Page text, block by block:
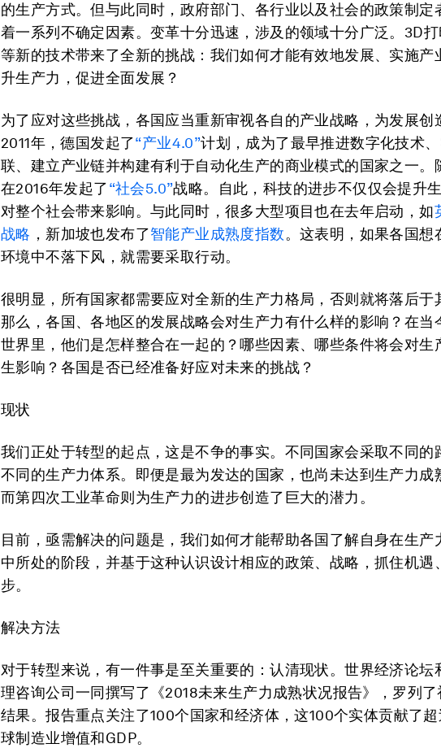
的生产方式。但与此同时，政府部门、各行业以及社会的政策制定
着一系列不确定因素。变革十分迅速，涉及的领域十分广泛。3D打
等新的技术带来了全新的挑战：我们如何才能有效地发展、实施产
升生产力，促进全面发展？
为了应对这些挑战，各国应当重新审视各自的产业战略，为发展创
2011年，德国发起了“产业4.0”计划，成为了最早推进数字化技术
联、建立产业链并构建有利于自动化生产的商业模式的国家之一。
在2016年发起了“社会5.0”战略。自此，科技的进步不仅仅会提升
对整个社会带来影响。与此同时，很多大型项目也在去年启动，如
战略 ，新加坡也发布了智能产业成熟度指数。这表明，如果各国想
环境中不落下风，就需要采取行动。
很明显，所有国家都需要应对全新的生产力格局，否则就将落后于
那么，各国、各地区的发展战略会对生产力有什么样的影响？在当
世界里，他们是怎样整合在一起的？哪些因素、哪些条件将会对生
生影响？各国是否已经准备好应对未来的挑战？
现状
我们正处于转型的起点，这是不争的事实。不同国家会采取不同的
不同的生产力体系。即便是最为发达的国家，也尚未达到生产力成
而第四次工业革命则为生产力的进步创造了巨大的潜力。
目前，亟需解决的问题是，我们如何才能帮助各国了解自身在生产
中所处的阶段，并基于这种认识设计相应的政策、战略，抓住机遇
步。
解决方法
对于转型来说，有一件事是至关重要的：认清现状。世界经济论坛
理咨询公司一同撰写了《2018未来生产力成熟状况报告》，罗列了
结果。报告重点关注了100个国家和经济体，这100个实体贡献了超
球制造业增值和GDP。